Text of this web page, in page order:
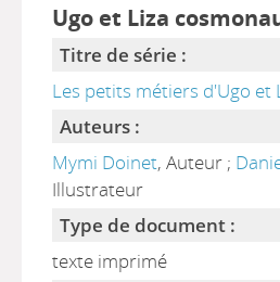
Ugo et Liza
Titre de série :
Les petits métiers d'Ugo et
Auteurs :
Mymi Doinet, Auteur ;
Illustrateur
Type de document :
texte imprimé